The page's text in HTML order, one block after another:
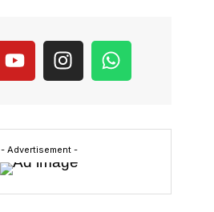
- Advertisement -